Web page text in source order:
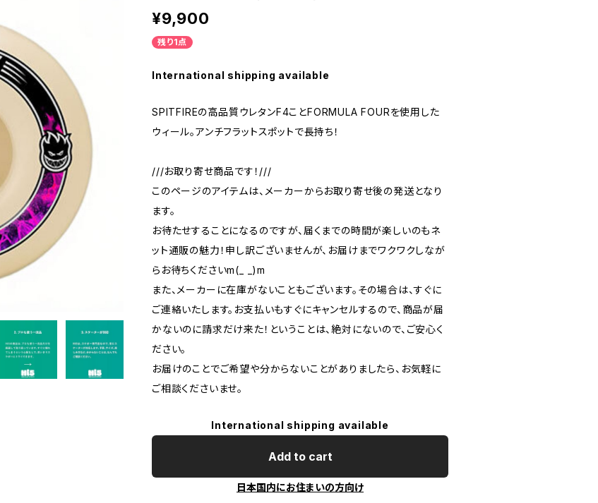
¥9,900
残り1点
International shipping available
SPITFIREの高品質ウレタンF4ことFORMULA FOURを使用した
ウィール。アンチフラットスポットで長持ち！
///お取り寄せ商品です！///
このページのアイテムは、メーカーからお取り寄せ後の発送となり
ます。
お待たせすることになるのですが、届くまでの時間が楽しいのもネ
ット通販の魅力！申し訳ございませんが、お届けまでワクワクしなが
らお待ちくださいm(_ _)m
また、メーカーに在庫がないこともございます。その場合は、すぐに
ご連絡いたします。お支払いもすぐにキャンセルするので、商品が届
かないのに請求だけ来た！ということは、絶対にないので、ご安心く
ださい。
お届けのことでご希望や分からないことがありましたら、お気軽に
ご相談くださいませ。
International shipping available
Add to cart
日本国内にお住まいの方向け